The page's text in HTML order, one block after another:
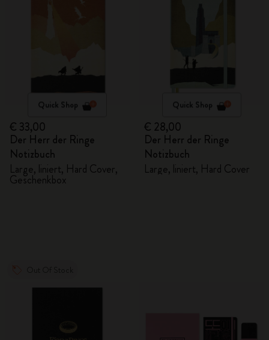
Quick Shop
€ 33,00
Der Herr der Ringe
Notizbuch
Large, liniert, Hard Cover,
Geschenkbox
Quick Shop
€ 28,00
Der Herr der Ringe
Notizbuch
Large, liniert, Hard Cover